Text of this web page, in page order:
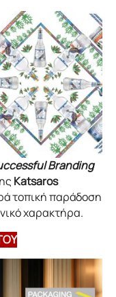
Branding
Katsaros
τοπική παράδοση
χαρακτήρα.